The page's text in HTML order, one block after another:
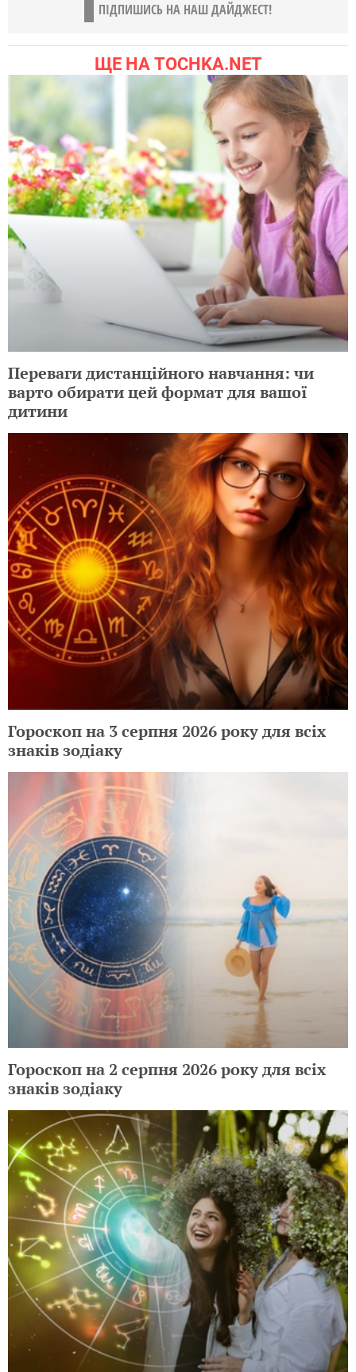
ПІДПИШИСЬ НА НАШ ДАЙДЖЕСТ!
ЩЕ НА TOCHKA.NET
Переваги дистанційного навчання: чи
варто обирати цей формат для вашої
дитини
Гороскоп на 3 серпня 2026 року для всіх
знаків зодіаку
Гороскоп на 2 серпня 2026 року для всіх
знаків зодіаку